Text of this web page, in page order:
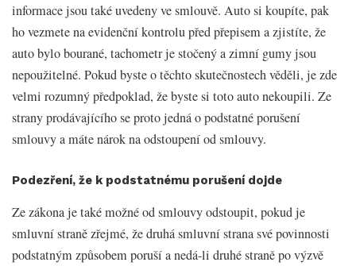
informace jsou také uvedeny ve smlouvě. Auto si koupíte, pak
ho vezmete na evidenční kontrolu před přepisem a zjistíte, že
auto bylo bourané, tachometr je stočený a zimní gumy jsou
nepoužitelné. Pokud byste o těchto skutečnostech věděli, je zde
velmi rozumný předpoklad, že byste si toto auto nekoupili. Ze
strany prodávajícího se proto jedná o podstatné porušení
smlouvy a máte nárok na odstoupení od smlouvy.
Podezření, že k podstatnému porušení dojde
Ze zákona je také možné od smlouvy odstoupit, pokud je
smluvní straně zřejmé, že druhá smluvní strana své povinnosti
podstatným způsobem poruší a nedá-li druhé straně po výzvě